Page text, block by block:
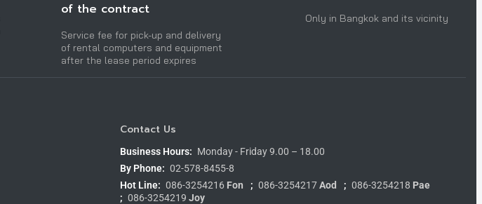
of the contract
Service fee for pick-up and delivery
of rental computers and equipment
after the lease period expires
Only in Bangkok and its vicinity
Contact Us
Business Hours: Monday - Friday 9.00 – 18.00
By Phone: 02-578-8455-8
Hot Line: 086-3254216 Fon ; 086-3254217Aod ; 086-3254218 Pae
; 086-3254219 Joy